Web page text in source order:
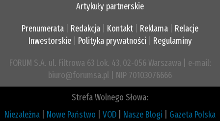
Artykuły partnerskie
Prenumerata Redakcja Kontakt Reklama
Relacje
Inwestorskie| Polityka prywatności Regulaminy
FORUM S.A. ul. Filtrowa 63 Lok. 43, 02-056 Warszawa | e-mail:
biuro@forumsa.pl | NIP 70103076666
Strefa Wolnego Słowa:
Niezależna
Nowe Państwo VOD Nasze Blogi Gazeta Polska